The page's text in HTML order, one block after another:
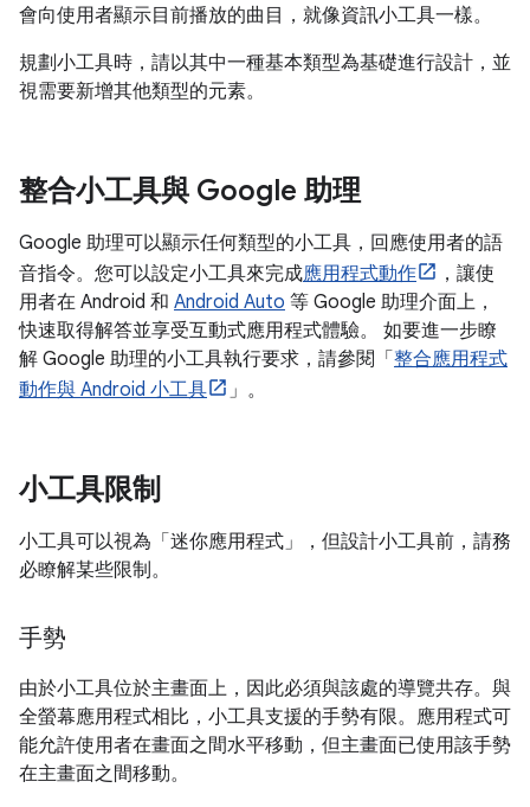
會向使用者顯示目前播放的曲目，就像資訊小工具一樣。
規劃小工具時，請以其中一種基本類型為基礎進行設計，並
視需要新增其他類型的元素。
整合小工具與 Google 助理
Google 助理可以顯示任何類型的小工具，回應使用者的語
音指令。您可以設定小工具來完成應用程式動作
，讓使
用者在 Android 和 Android Auto 等 Google 助理介面上，
快速取得解答並享受互動式應用程式體驗。 如要進一步瞭
解 Google 助理的小工具執行要求，請參閱「整合應用程式
動作與 Android 小工具
」。
小工具限制
小工具可以視為「迷你應用程式」，但設計小工具前，請務
必瞭解某些限制。
手勢
由於小工具位於主畫面上，因此必須與該處的導覽共存。與
全螢幕應用程式相比，小工具支援的手勢有限。應用程式可
能允許使用者在畫面之間水平移動，但主畫面已使用該手勢
在主畫面之間移動。